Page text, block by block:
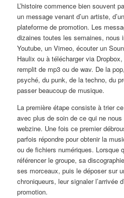
L’histoire commence bien souvent
un message venant d’un artiste,
plateforme de promotion. Les
dizaines toutes les semaines, nous
Youtube, un Vimeo, écouter un
Haulix ou à télécharger via
remplit de mp3 ou de wav. De la
psyché, du punk, de la techno, du
passer beaucoup de musique.
La première étape consiste à trier
avec plus de soin de ce qui ne
webzine. Une fois ce premier
parfois répondre pour obtenir la
ou de fichiers numériques. Lorsque
référencer le groupe, sa
ses morceaux, puis le déposer sur
chroniqueurs, leur signaler l’arrivée
promotion.